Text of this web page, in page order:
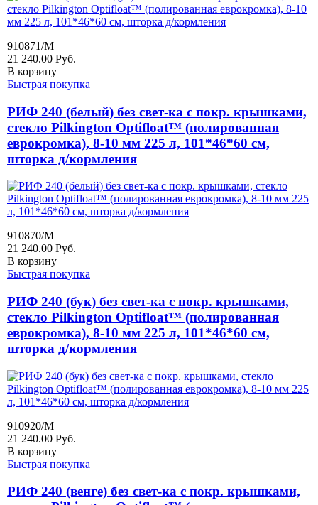
910871/M
21 240.00 Руб.
В корзину
Быстрая покупка
РИФ 240 (белый) без свет-ка с покр. крышками,
стекло Pilkington Optifloat™ (полированная
еврокромка), 8-10 мм 225 л, 101*46*60 см,
шторка д/кормления
910870/M
21 240.00 Руб.
В корзину
Быстрая покупка
РИФ 240 (бук) без свет-ка с покр. крышками,
стекло Pilkington Optifloat™ (полированная
еврокромка), 8-10 мм 225 л, 101*46*60 см,
шторка д/кормления
910920/M
21 240.00 Руб.
В корзину
Быстрая покупка
РИФ 240 (венге) без свет-ка с покр. крышками,